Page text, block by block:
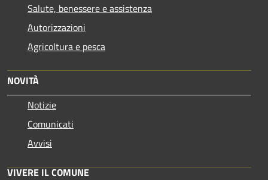
Salute, benessere e assistenza
Autorizzazioni
Agricoltura e pesca
NOVITÀ
Notizie
Comunicati
Avvisi
VIVERE IL COMUNE